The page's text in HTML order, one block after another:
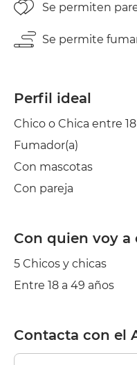
Se permiten
Se permite
Perfil ideal
Chico o Chica entre
Fumador(a)
Con mascotas
Con pareja
Con quien voy
5 Chicos y chicas
Entre 18 a 49 años
Contacta con el